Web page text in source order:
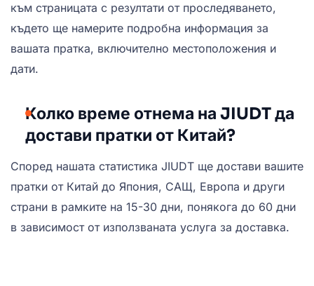
към страницата с резултати от проследяването,
където ще намерите подробна информация за
вашата пратка, включително местоположения и
дати.
Колко време отнема на JIUDT да
достави пратки от Китай?
Според нашата статистика JIUDT ще достави вашите
пратки от Китай до Япония, САЩ, Европа и други
страни в рамките на 15-30 дни, понякога до 60 дни
в зависимост от използваната услуга за доставка.